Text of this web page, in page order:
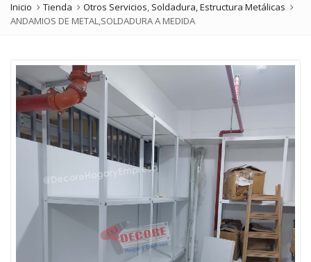
Inicio Tienda Otros Servicios, Soldadura, Estructura Metálicas
ANDAMIOS DE METAL,SOLDADURA A MEDIDA